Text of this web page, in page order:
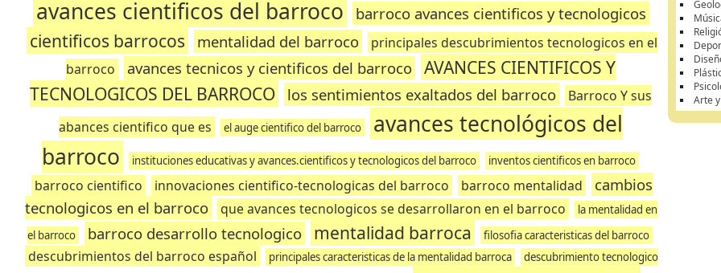
avances cientificos del barroco barroco avances cientificos y tecnologicos
cientificos barrocos mentalidad del barroco
principales descubrimientos tecnologicos en el
barroco
avances tecnicos y cientificos del barroco
AVANCES CIENTIFICOS Y
TECNOLOGICOS DEL BARROCO
los sentimientos exaltados del barroco
Barroco Y sus
abances cientifico que es
el auge cientifico del barroco
avances tecnológicos del
barroco
instituciones educativas y avances.cientificos y tecnologicos del barroco inventos cientificos en barroco
barroco cientifico innovaciones cientifico-tecnologicas del barroco barroco mentalidad
cambios
tecnologicos en el barroco
que avances tecnologicos se desarrollaron en el barroco
la mentalidad en
el barroco
barroco desarrollo tecnologico mentalidad barroca filosofia caracteristicas del barroco
descubrimientos del barroco español principales caracteristicas de la mentalidad barroca descubrimiento tecnologico
Arte